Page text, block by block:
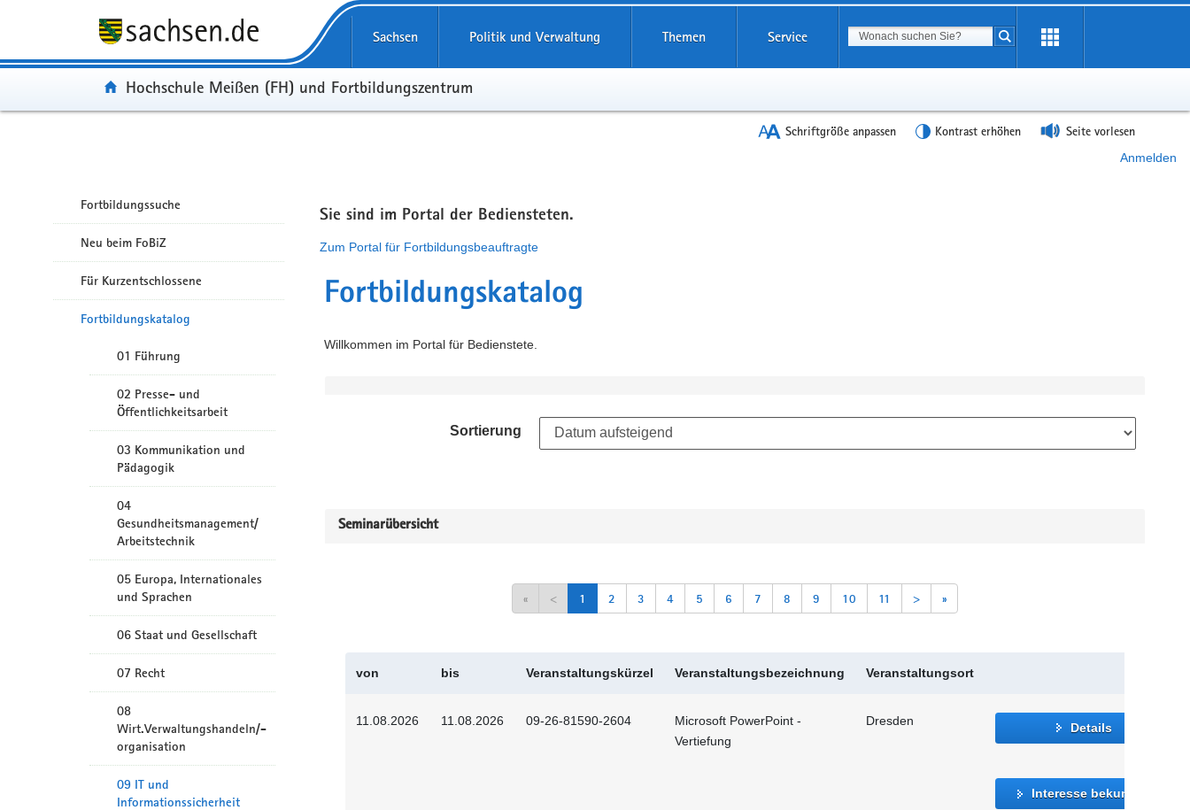
Sachsen Politik und Verwaltung Themen Service Suchbegriff
Suche starten
Portal:
Hochschule Meißen (FH) und Fortbildungszentrum
Schriftgröße anpassen Kontrast erhöhen Seite vorlesen
Anmelden
Fortbildungssuche
Neu beim FoBiZ
Für Kurzentschlossene
Fortbildungskatalog
01 Führung
02 Presse- und
Öffentlichkeitsarbeit
03 Kommunikation und
Pädagogik
04
Gesundheitsmanagement/
Arbeitstechnik
05 Europa, Internationales
und Sprachen
06 Staat und Gesellschaft
07 Recht
08
Wirt.Verwaltungshandeln/-
organisation
09 IT und
Informationssicherheit
Sie sind im Portal der Bediensteten.
Zum Portal für Fortbildungsbeauftragte
Fortbildungskatalog
Willkommen im Portal für Bedienstete.
Sortierung
Seminarübersicht
« < 1 2 3 4 5 6 7 8 9 10 11 > »
von bis Veranstaltungskürzel Veranstaltungsbezeichnung Veranstaltungsort
11.08.2026 11.08.2026 09-26-81590-2604
Microsoft PowerPoint -
Vertiefung
Dresden Details
Interesse bekunden